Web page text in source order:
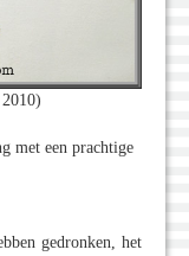
met een prachtige
gedronken, het